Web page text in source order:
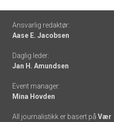
Footer
-
links
Ansvarlig redaktør:
Aase E. Jacobsen
Daglig leder:
Jan H. Amundsen
Event manager:
Mina Hovden
All journalistikk er basert på Vær